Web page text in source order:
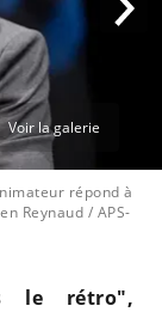
répond à
Reynaud / APS-
Voir la galerie
le rétro",